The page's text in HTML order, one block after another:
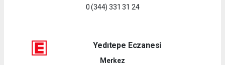
0 (344) 331 31 24
Yedıtepe Eczanesi
Merkez